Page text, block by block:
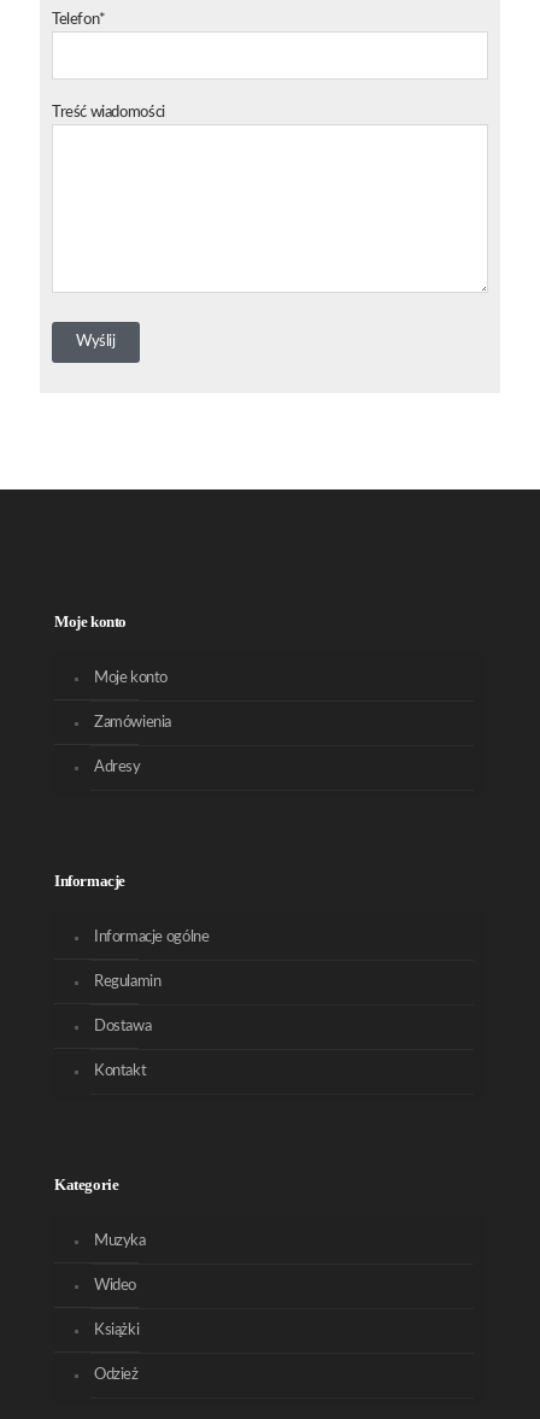
Telefon*
Treść wiadomości
Moje konto
Moje konto
Zamówienia
Adresy
Informacje
Informacje ogólne
Regulamin
Dostawa
Kontakt
Kategorie
Muzyka
Wideo
Książki
Odzież